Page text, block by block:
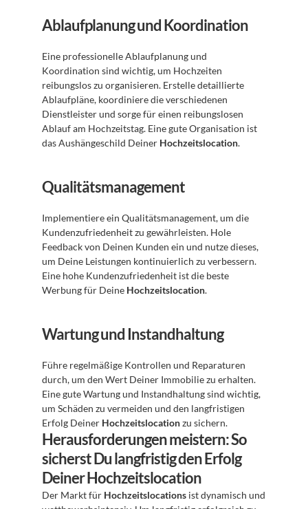
Ablaufplanung und Koordination
Eine professionelle Ablaufplanung und
Koordination sind wichtig, um Hochzeiten
reibungslos zu organisieren. Erstelle detaillierte
Ablaufpläne, koordiniere die verschiedenen
Dienstleister und sorge für einen reibungslosen
Ablauf am Hochzeitstag. Eine gute Organisation ist
das Aushängeschild Deiner Hochzeitslocation.
Qualitätsmanagement
Implementiere ein Qualitätsmanagement, um die
Kundenzufriedenheit zu gewährleisten. Hole
Feedback von Deinen Kunden ein und nutze dieses,
um Deine Leistungen kontinuierlich zu verbessern.
Eine hohe Kundenzufriedenheit ist die beste
Werbung für Deine Hochzeitslocation.
Wartung und Instandhaltung
Führe regelmäßige Kontrollen und Reparaturen
durch, um den Wert Deiner Immobilie zu erhalten.
Eine gute Wartung und Instandhaltung sind wichtig,
um Schäden zu vermeiden und den langfristigen
Erfolg Deiner Hochzeitslocation zu sichern.
Herausforderungen meistern: So
sicherst Du langfristig den Erfolg
Deiner Hochzeitslocation
Der Markt für Hochzeitslocations ist dynamisch und